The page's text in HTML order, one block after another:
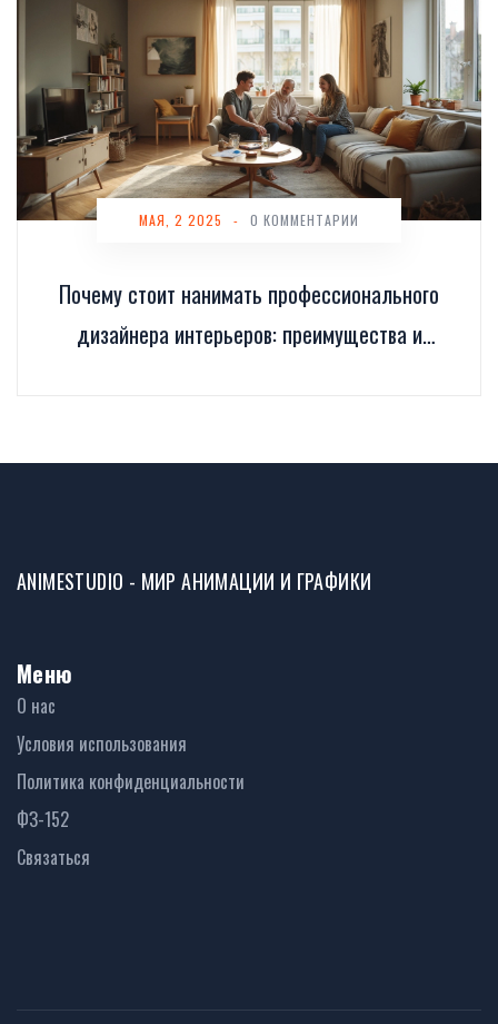
Почему стоит нанимать профессионального
дизайнера интерьеров: преимущества и
МАЯ, 2 2025 - 0 КОММЕНТАРИИ
ANIMESTUDIO - МИР АНИМАЦИИ И ГРАФИКИ
Меню
О нас
Условия использования
Политика конфиденциальности
ФЗ-152
Связаться